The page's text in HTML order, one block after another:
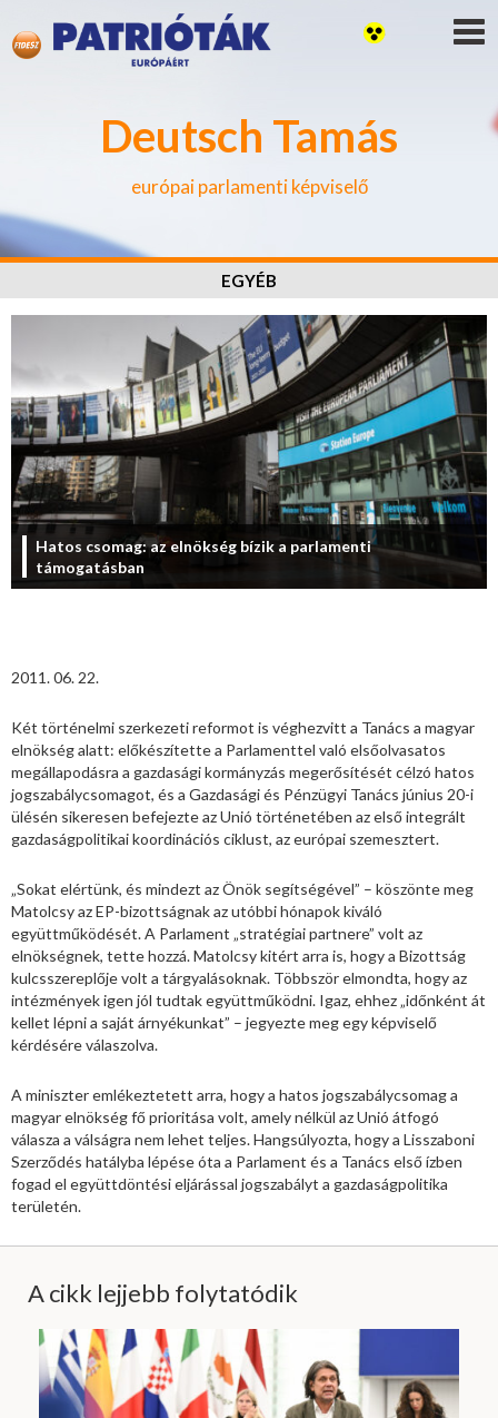
Deutsch Tamás
európai parlamenti képviselő
EGYÉB
Hatos csomag: az elnökség bízik a parlamenti
támogatásban
2011. 06. 22.
Két történelmi szerkezeti reformot is véghezvitt a Tanács a magyar
elnökség alatt: előkészítette a Parlamenttel való elsőolvasatos
megállapodásra a gazdasági kormányzás megerősítését célzó hatos
jogszabálycsomagot, és a Gazdasági és Pénzügyi Tanács június 20-i
ülésén sikeresen befejezte az Unió történetében az első integrált
gazdaságpolitikai koordinációs ciklust, az európai szemesztert.
„Sokat elértünk, és mindezt az Önök segítségével” – köszönte meg
Matolcsy az EP-bizottságnak az utóbbi hónapok kiváló
együttműködését. A Parlament „stratégiai partnere” volt az
elnökségnek, tette hozzá. Matolcsy kitért arra is, hogy a Bizottság
kulcsszereplője volt a tárgyalásoknak. Többször elmondta, hogy az
intézmények igen jól tudtak együttműködni. Igaz, ehhez „időnként át
kellet lépni a saját árnyékunkat” – jegyezte meg egy képviselő
kérdésére válaszolva.
A miniszter emlékeztetett arra, hogy a hatos jogszabálycsomag a
magyar elnökség fő prioritása volt, amely nélkül az Unió átfogó
válasza a válságra nem lehet teljes. Hangsúlyozta, hogy a Lisszaboni
Szerződés hatályba lépése óta a Parlament és a Tanács első ízben
fogad el együttdöntési eljárással jogszabályt a gazdaságpolitika
területén.
A cikk lejjebb folytatódik